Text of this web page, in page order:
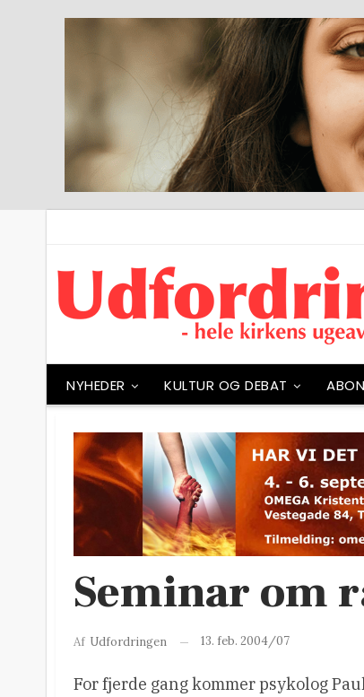
NYHEDER KULTUR OG DEBAT
Seminar om
Af Udfordringen 13. feb. 2004/07
For fjerde gang kommer psykolog